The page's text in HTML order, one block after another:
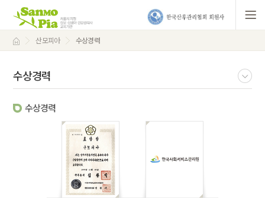
산모피아 수상경력
수상경력
수상경력